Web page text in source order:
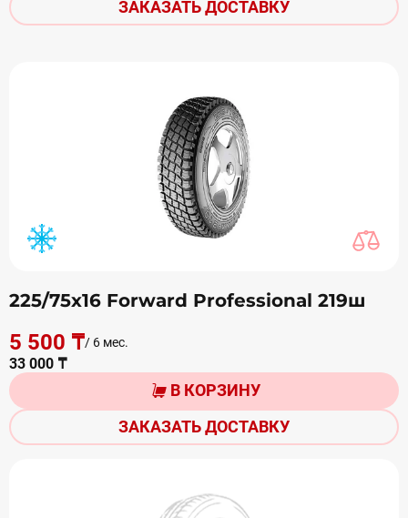
ЗАКАЗАТЬ ДОСТАВКУ
225/75х16 Forward Professional 219ш
5 500 ₸/ 6 мес.
33 000 ₸
В КОРЗИНУ
ЗАКАЗАТЬ ДОСТАВКУ